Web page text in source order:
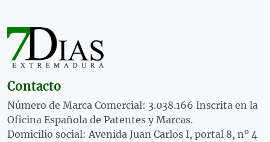
Contacto
Número de Marca Comercial: 3.038.166 Inscrita en la
Oficina Española de Patentes y Marcas.
Domicilio social: Avenida Juan Carlos I, portal 8, nº 4